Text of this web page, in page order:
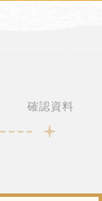
確認資料